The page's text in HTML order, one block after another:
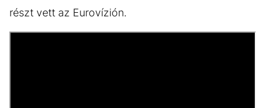
részt vett az Eurovízión.